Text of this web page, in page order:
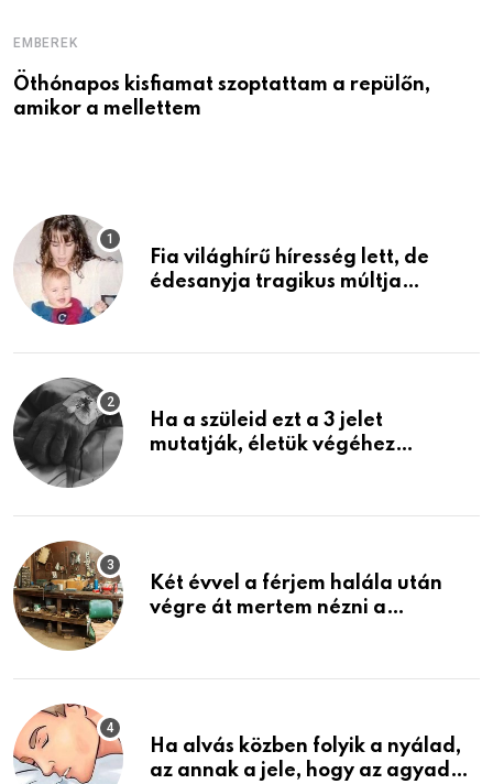
EMBEREK
Öthónapos kisfiamat szoptattam a repülőn,
amikor a mellettem
Fia világhírű híresség lett, de
édesanyja tragikus múltja
Ha a szüleid ezt a 3 jelet
mutatják, életük végéhez
Két évvel a férjem halála után
végre át mertem nézni a
életemet
Ha alvás közben folyik a nyálad,
az annak a jele, hogy az agyad…